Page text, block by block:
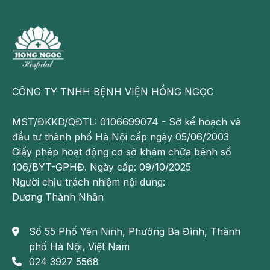
quan đến não bộ.
Đã sử dụng nhiều thuốc trong điều trị bệnh, hoặc
đã bị chấn thương não.
Không chữa trị bệnh hoang tưởng ở người
Người bệnh hoang tưởng không nhận thức rõ độ ảnh
hưởng của bệnh, nên có thể chậm trễ, hoặc từ chối
điều trị. Điều này ảnh hưởng không nhỏ đến chất
lượng cuộc sống, ảnh hưởng đến những người xung
quanh.
người già:
Rạn nứt các mối quan hệ:
CÔNG TY TNHH BỆNH VIỆN HỒNG NGỌC
MST/ĐKKD/QĐTL: 0106699074 - Sở kế hoạch và
đầu tư thành phố Hà Nội cấp ngày 05/06/2003
Giấy phép hoạt động cơ sở khám chữa bệnh số
106/BYT-GPHĐ. Ngày cấp: 09/10/2025
Người chịu trách nhiệm nội dung:
Dương Thành Nhân
Số 55 Phố Yên Ninh, Phường Ba Đình, Thành
phố Hà Nội, Việt Nam
024 3927 5568